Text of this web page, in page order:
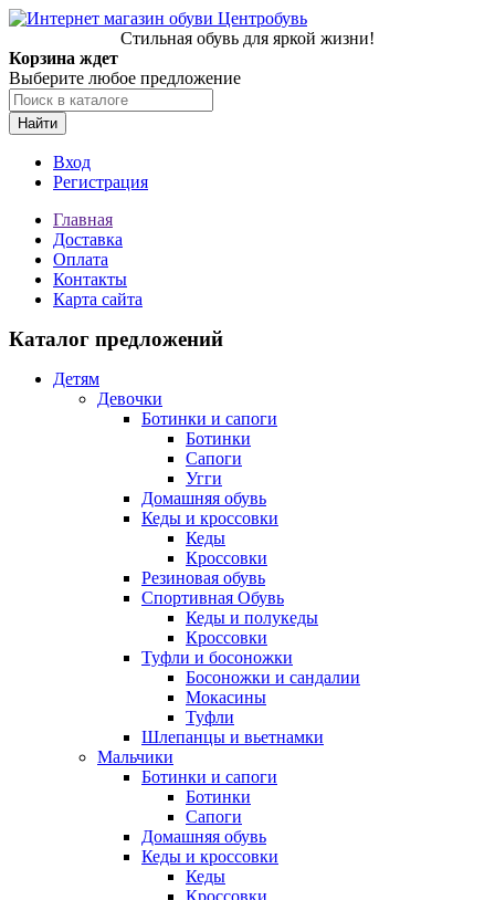
Стильная обувь для яркой жизни!
Корзина ждет
Выберите любое предложение
Найти
Вход
Регистрация
Главная
Доставка
Оплата
Контакты
Карта сайта
Каталог предложений
Детям
Девочки
Ботинки и сапоги
Ботинки
Сапоги
Угги
Домашняя обувь
Кеды и кроссовки
Кеды
Кроссовки
Резиновая обувь
Спортивная Обувь
Кеды и полукеды
Кроссовки
Туфли и босоножки
Босоножки и сандалии
Мокасины
Туфли
Шлепанцы и вьетнамки
Мальчики
Ботинки и сапоги
Ботинки
Сапоги
Домашняя обувь
Кеды и кроссовки
Кеды
Кроссовки